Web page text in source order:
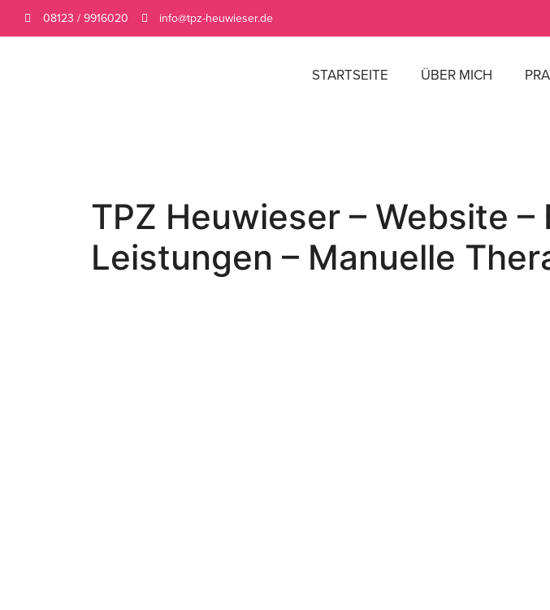
08123 / 9916020 info@tpz-heuwieser.de
STARTSEITE ÜBER MICH
TPZ Heuwieser – Website –
Leistungen – Manuelle